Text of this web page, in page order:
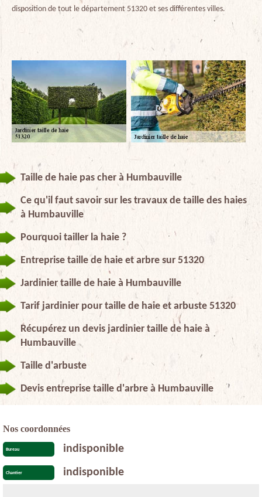
disposition de tout le département 51320 et ses différentes villes.
Taille de haie pas cher à Humbauville
Ce qu'il faut savoir sur les travaux de taille des haies
à Humbauville
Pourquoi tailler la haie ?
Entreprise taille de haie et arbre sur 51320
Jardinier taille de haie à Humbauville
Tarif jardinier pour taille de haie et arbuste 51320
Récupérez un devis jardinier taille de haie à
Humbauville
Taille d'arbuste
Devis entreprise taille d'arbre à Humbauville
Nos coordonnées
Bureau indisponible
Chantier indisponible